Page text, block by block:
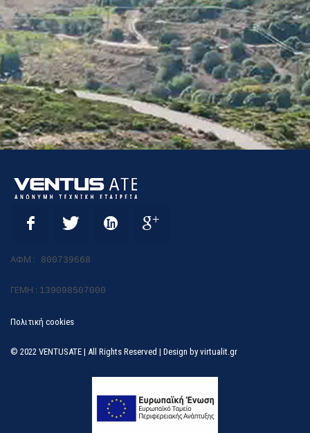
ΑΦΜ : 800739668
ΓΕΜΗ : 139098507000
Πολιτική cookies
© 2022 VENTUSATE | All Rights Reserved | Design by virtualit.gr